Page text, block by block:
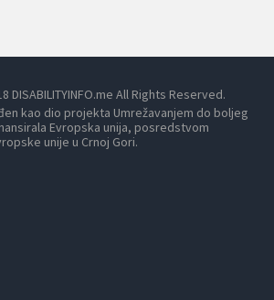
DISABILITYINFO.me All Rights Reserved.
kao dio projekta Umrežavanjem do boljeg
Evropska unija, posredstvom
unije u Crnoj Gori.